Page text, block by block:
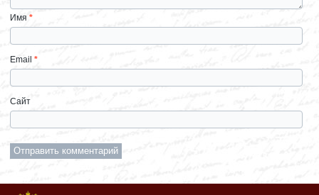
Имя*
Email*
Сайт